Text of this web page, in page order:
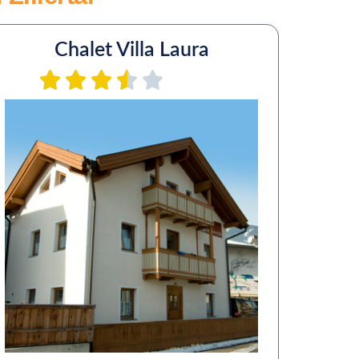
Chalet Villa Laura